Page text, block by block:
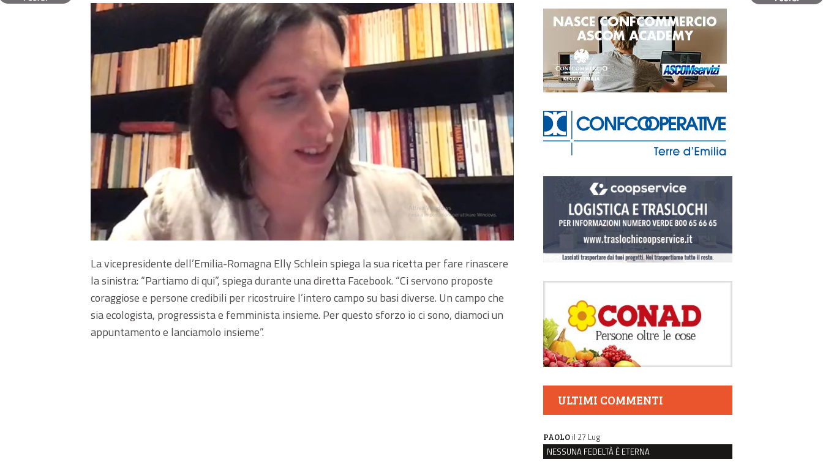
La vicepresidente dell’Emilia-Romagna Elly Schlein spiega la sua ricetta per fare rinascere
la sinistra: “Partiamo di qui”, spiega durante una diretta Facebook. “Ci servono proposte
coraggiose e persone credibili per ricostruire l’intero campo su basi diverse. Un campo che
sia ecologista, progressista e femminista insieme. Per questo sforzo io ci sono, diamoci un
appuntamento e lanciamolo insieme”.
ULTIMI COMMENTI
PAOLO il 27 Lug
NESSUNA FEDELTÀ È ETERNA